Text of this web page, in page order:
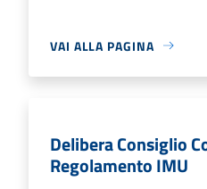
VAI ALLA PAGINA
Delibera Consiglio
Regolamento IMU